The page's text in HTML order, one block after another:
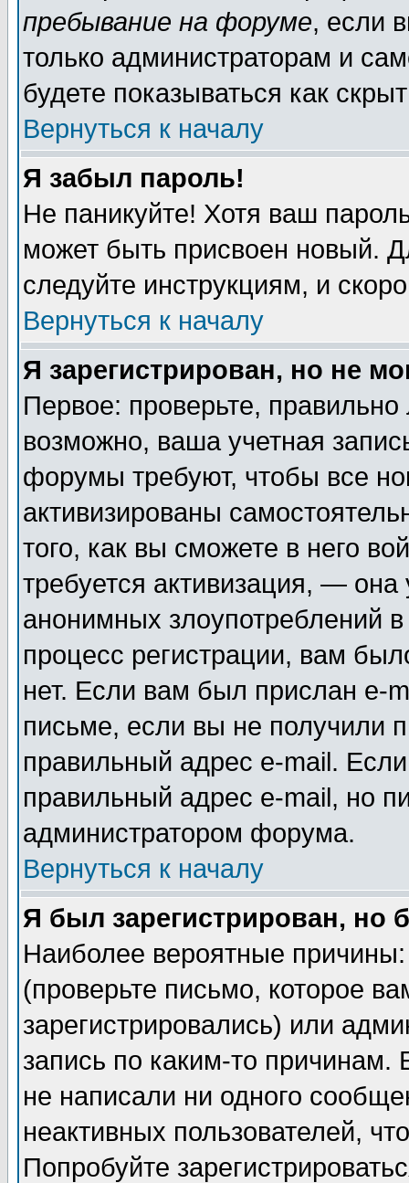
пребывание на форуме, если
только администраторам и
будете показываться как
Вернуться к началу
Я забыл пароль!
Не паникуйте! Хотя ваш
может быть присвоен новый.
следуйте инструкциям, и
Вернуться к началу
Я зарегистрирован, но не
Первое: проверьте,
возможно, ваша учетная
форумы требуют, чтобы все
активизированы
того, как вы сможете в него
требуется активизация, —
анонимных злоупотреблений
процесс регистрации, вам
нет. Если вам был прислан e-
письме, если вы не получили
правильный адрес e-mail.
правильный адрес e-mail, но
администратором форума.
Вернуться к началу
Я был зарегистрирован, но
Наиболее вероятные
(проверьте письмо, которое
зарегистрировались) или
запись по каким-то
не написали ни одного
неактивных пользователей,
Попробуйте